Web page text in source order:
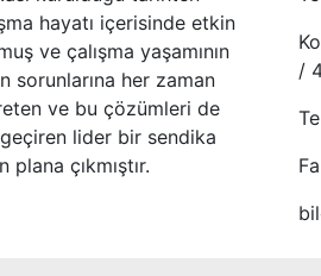
hayatı içerisinde etkin
ve çalışma yaşamının
sorunlarına her zaman
ve bu çözümleri de
lider bir sendika
çıkmıştır.
/